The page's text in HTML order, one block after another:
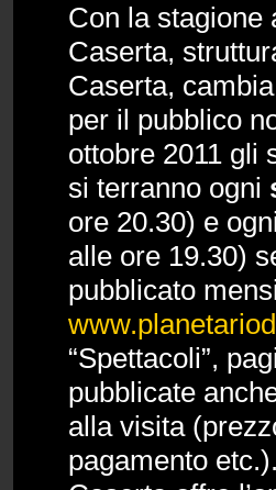
Con la stagione
Caserta,
Caserta,
per il pubblico
ottobre 2011 gli
si terranno ogni
ore 20.30) e
alle ore 19.30)
pubblicato
“Spettacoli”,
pubblicate
alla visita
pagamento